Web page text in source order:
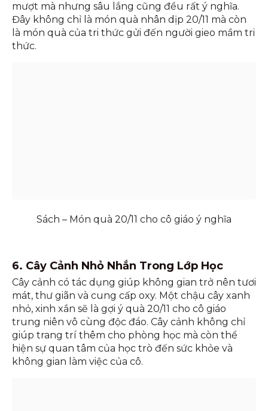
mượt mà nhưng sâu lắng cũng đều rất ý nghĩa.
Đây không chỉ là món quà nhân dịp 20/11 mà còn
là món quà của tri thức gửi đến người gieo mầm tri
thức.
Sách – Món quà 20/11 cho cô giáo ý nghĩa
6. Cây Cảnh Nhỏ Nhắn Trong Lớp Học
Cây cảnh có tác dụng giúp không gian trở nên tươi
mát, thư giãn và cung cấp oxy. Một chậu cây xanh
nhỏ, xinh xắn sẽ là gợi ý quà 20/11 cho cô giáo
trung niên vô cùng độc đáo. Cây cảnh không chỉ
giúp trang trí thêm cho phòng học mà còn thể
hiện sự quan tâm của học trò đến sức khỏe và
không gian làm việc của cô.